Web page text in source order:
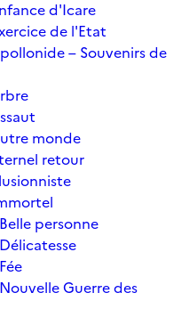
d'Icare
de l'Etat
– Souvenirs de
monde
retour
personne
Guerre des